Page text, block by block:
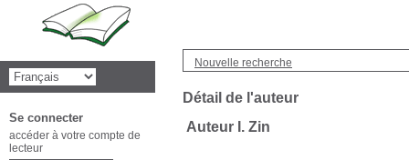
Nouvelle recherche
Détail de l'auteur
Auteur I. Zin
Se connecter
accéder à votre compte de
lecteur